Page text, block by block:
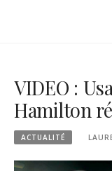
VIDEO :
Hamilton
ACTUALITÉ